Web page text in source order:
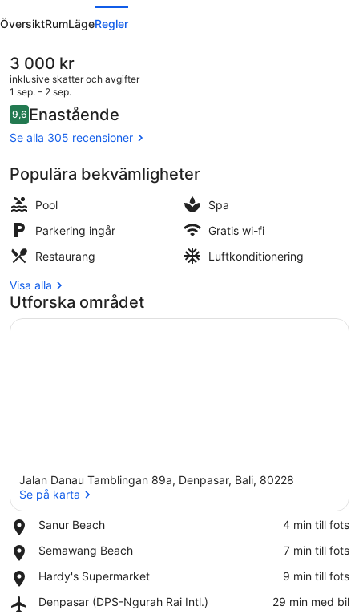
HYATT
ÖversiktRumLägeRegler
Det
nuvarande
priset
är
3 000 kr
3 000 kr
inklusive skatter och avgifter
1 sep. – 2 sep.
Recensioner
9,69,6 av 10,
Enastående
Se alla 305 recensioner
Populära bekvämligheter
Pool
Spa
Parkering ingår
Gratis wi-fi
Restaurang
Luftkonditionering
Visa alla
Utforska området
Jalan Danau Tamblingan 89a, Denpasar, Bali, 80228
Se på karta
Sanur Beach
Place,
Beach
‪4 min till fots‬
Semawang Beach
Place,
Beach
‪7 min till fots‬
Hardy's Supermarket
Place,
Supermarket
‪9 min till fots‬
Denpasar (DPS-Ngurah Rai Intl.)
Airport,
‪29 min med bil‬